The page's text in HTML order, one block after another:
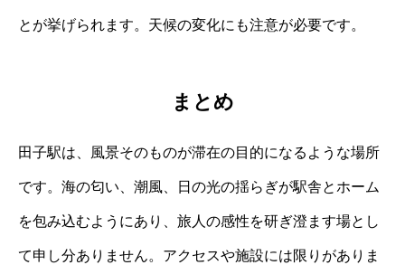
とが挙げられます。天候の変化にも注意が必要です。
まとめ
田子駅は、風景そのものが滞在の目的になるような場所
です。海の匂い、潮風、日の光の揺らぎが駅舎とホーム
を包み込むようにあり、旅人の感性を研ぎ澄ます場とし
て申し分ありません。アクセスや施設には限りがありま